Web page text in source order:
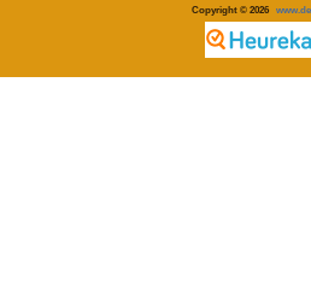
Copyright © 2026